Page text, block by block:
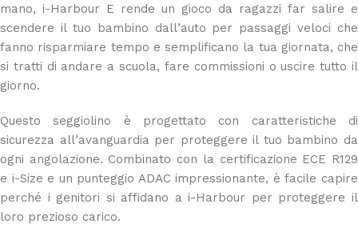
mano, i-Harbour E rende un gioco da ragazzi far salire e
scendere il tuo bambino dall’auto per passaggi veloci che
fanno risparmiare tempo e semplificano la tua giornata, che
si tratti di andare a scuola, fare commissioni o uscire tutto il
giorno.
Questo seggiolino è progettato con caratteristiche di
sicurezza all’avanguardia per proteggere il tuo bambino da
ogni angolazione. Combinato con la certificazione ECE R129
e i-Size e un punteggio ADAC impressionante, è facile capire
perché i genitori si affidano a i-Harbour per proteggere il
loro prezioso carico.